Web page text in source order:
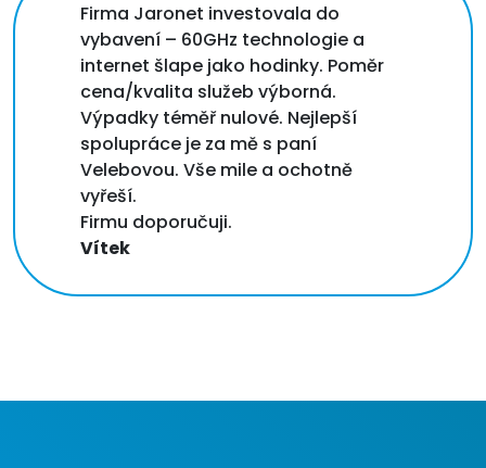
Firma Jaronet investovala do
vybavení – 60GHz technologie a
internet šlape jako hodinky. Poměr
cena/kvalita služeb výborná.
Výpadky téměř nulové. Nejlepší
spolupráce je za mě s paní
Velebovou. Vše mile a ochotně
vyřeší.
Firmu doporučuji.
Vítek